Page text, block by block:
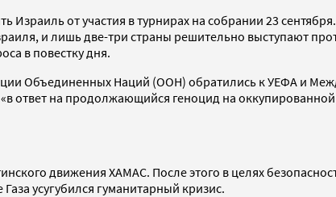
Израиль от участия в турнирах на собрании 23
и лишь две-три страны решительно выступают
в повестку дня.
Объединенных Наций (ООН) обратились к УЕФА и
ответ на продолжающийся геноцид на
движения ХАМАС. После этого в целях
усугубился гуманитарный кризис.